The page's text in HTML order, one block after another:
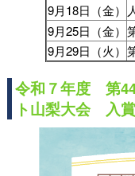
9月18日（金）
9月25日（金）
9月29日（火）
令和７年度 第
ト山梨大会 入